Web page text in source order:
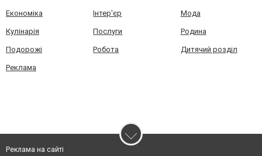
Економіка Інтер'єр Мода
Кулінарія Послуги Родина
Подорожі Робота Дитячий розділ
Реклама
Реклама на сайті